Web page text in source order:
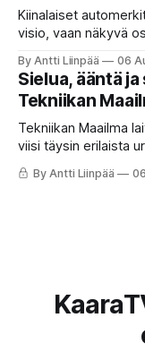
Kiinalaiset
visio, vaan näkyvä
pakettiautoihin ja
odottaa? Katso
ostajan tärkeimpiin
By Antti Liinpää 06
Sielua, ääntä
Tekniikan
Tekniikan Maailma
viisi täysin erilaista
täyssähköiseen
käteen ja pani autot
By Antti Liinpää